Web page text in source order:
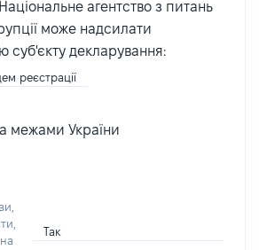
агентство з питань
може надсилати
суб'єкту декларування:
реєстрації
межами України
Так